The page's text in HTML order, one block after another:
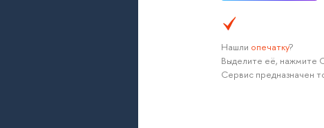
Нашли опечатку?
Выделите её, нажмите
Сервис предназначен